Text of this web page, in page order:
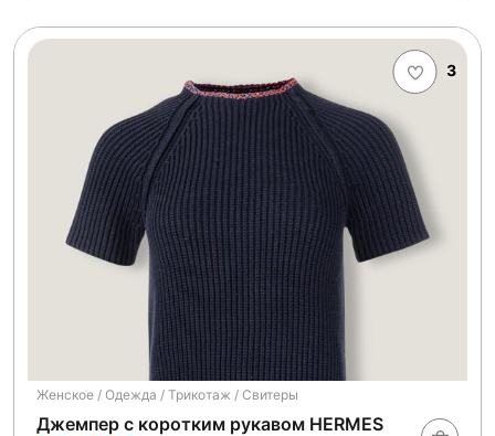
3
Женское / Одежда / Трикотаж / Свитеры
Джемпер с коротким рукавом HERMES